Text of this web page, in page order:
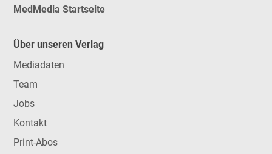
MedMedia Startseite
Über unseren Verlag
Mediadaten
Team
Jobs
Kontakt
Print-Abos